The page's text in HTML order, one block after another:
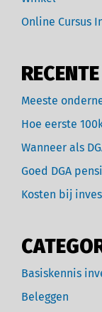
Online Cursus
Meeste
Hoe eerste
Wanneer als
Goed DGA
Kosten bij
Basiskennis
Beleggen